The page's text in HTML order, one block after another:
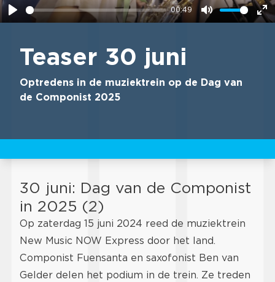
Play
00:49
Mute
Teaser 30 juni
Optredens in de muziektrein op de Dag van
de Componist 2025
30 juni: Dag van de Componist
in 2025 (2)
Op zaterdag 15 juni 2024 reed de muziektrein
New Music NOW Express door het land.
Componist Fuensanta en saxofonist Ben van
Gelder delen het podium in de trein. Ze treden